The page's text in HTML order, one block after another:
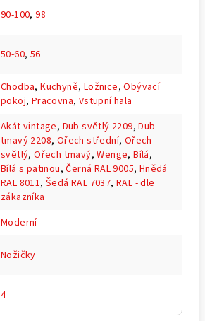
90-100,98
50-60, 56
Chodba,Kuchyně, Ložnice,Obývací
pokoj, Pracovna, Vstupní hala
Akát vintage, Dub světlý 2209,Dub
tmavý 2208, Ořech střední, Ořech
světlý,Ořech tmavý,Wenge,Bílá,
Bílá s patinou,Černá RAL 9005, Hnědá
RAL 8011,Šedá RAL 7037,RAL - dle
zákazníka
Moderní
Nožičky
4